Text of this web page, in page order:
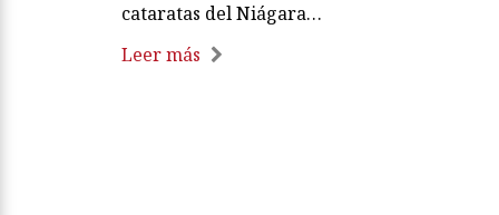
cataratas del Niágara…
Leer más